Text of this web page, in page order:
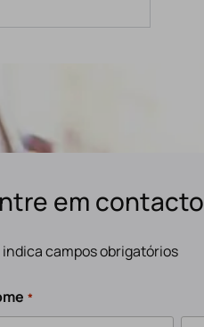
em contacto
indica campos obrigatórios
*